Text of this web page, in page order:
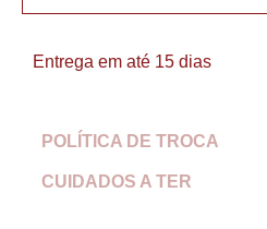
Entrega em até 15 dias
POLÍTICA DE TROCA
CUIDADOS A TER